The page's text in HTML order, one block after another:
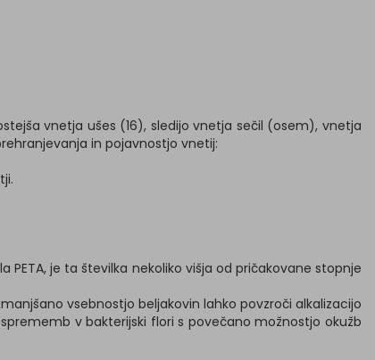
vnetja ušes (16), sledijo vnetja sečil (osem), vnetja
in pojavnostjo vnetij:
je ta številka nekoliko višja od pričakovane stopnje
vsebnostjo beljakovin lahko povzroči alkalizacijo
v bakterijski flori s povečano možnostjo okužb